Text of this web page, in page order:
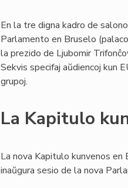
En la tre digna kadro de
Parlamento en Bruselo
la prezido de Ljubomir
Sekvis specifaj aŭdiencoj kun
grupoj.
La Kapitulo
La nova Kapitulo kunvenos
inaŭgura sesio de la nova